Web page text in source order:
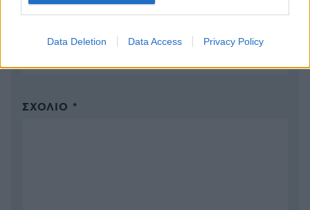
Data Deletion Data Access Privacy Policy
ΣΧΌΛΙΟ *